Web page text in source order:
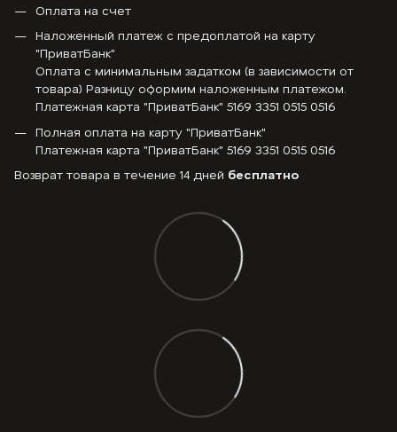
Оплата на счет
Наложенный платеж с предоплатой на карту
"ПриватБанк"
Оплата с минимальным задатком (в зависимости от
товара) Разницу оформим наложенным платежом.
Платежная карта "ПриватБанк" 5169 3351 0515 0516
Полная оплата на карту "ПриватБанк"
Платежная карта "ПриватБанк" 5169 3351 0515 0516
Возврат товара в течение 14 дней бесплатно